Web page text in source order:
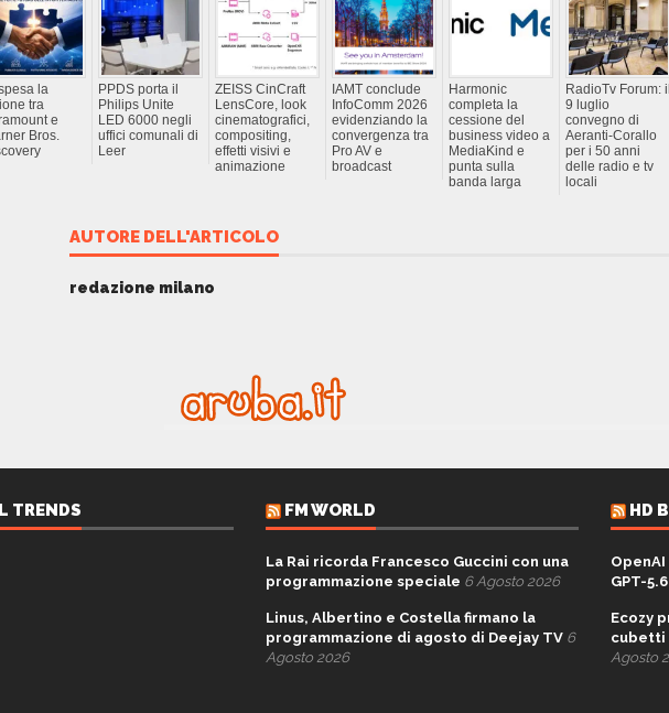
la
tra
e
Bros.
PPDS porta il
Philips Unite
LED 6000 negli
uffici comunali di
Leer
ZEISS CinCraft
LensCore, look
cinematografici,
compositing,
effetti visivi e
animazione
IAMT conclude
InfoComm 2026
evidenziando la
convergenza tra
Pro AV e
broadcast
Harmonic
completa la
cessione del
business video a
MediaKind e
punta sulla
banda larga
RadioTv Forum:
9 luglio
convegno di
Aeranti-Corallo
per i 50 anni
delle radio e tv
locali
AUTORE DELL'ARTICOLO
redazione milano
TRENDS FM WORLD
La Rai ricorda Francesco Guccini con una
programmazione speciale 6 Agosto 2026
Linus, Albertino e Costella firmano la
programmazione di agosto di Deejay TV 6
Agosto 2026
HD
GPT-
Ecozy
cubetti
Agosto